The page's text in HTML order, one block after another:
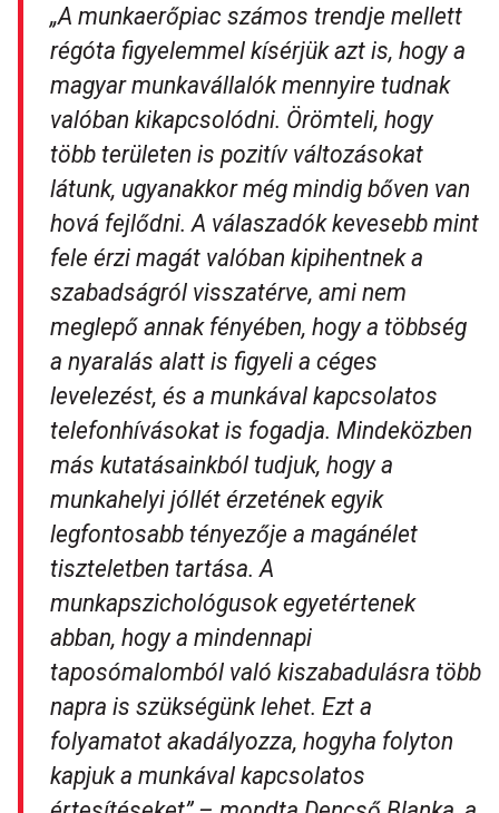
„A munkaerőpiac számos trendje mellett
régóta figyelemmel kísérjük azt is, hogy a
magyar munkavállalók mennyire tudnak
valóban kikapcsolódni. Örömteli, hogy
több területen is pozitív változásokat
látunk, ugyanakkor még mindig bőven van
hová fejlődni. A válaszadók kevesebb mint
fele érzi magát valóban kipihentnek a
szabadságról visszatérve, ami nem
meglepő annak fényében, hogy a többség
a nyaralás alatt is figyeli a céges
levelezést, és a munkával kapcsolatos
telefonhívásokat is fogadja. Mindeközben
más kutatásainkból tudjuk, hogy a
munkahelyi jóllét érzetének egyik
legfontosabb tényezője a magánélet
tiszteletben tartása. A
munkapszichológusok egyetértenek
abban, hogy a mindennapi
taposómalomból való kiszabadulásra több
napra is szükségünk lehet. Ezt a
folyamatot akadályozza, hogyha folyton
kapjuk a munkával kapcsolatos